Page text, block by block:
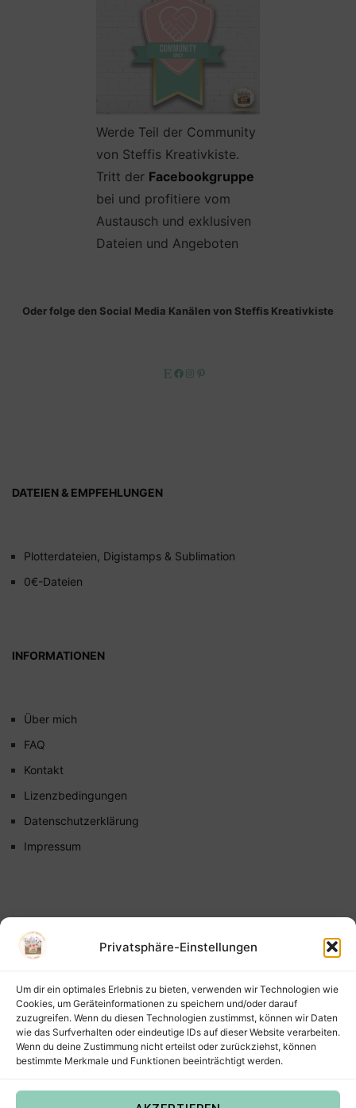
Privatsphäre-Einstellungen
Um dir ein optimales Erlebnis zu bieten, verwenden wir Technologien wie
Cookies, um Geräteinformationen zu speichern und/oder darauf
zuzugreifen. Wenn du diesen Technologien zustimmst, können wir Daten
wie das Surfverhalten oder eindeutige IDs auf dieser Website verarbeiten.
Wenn du deine Zustimmung nicht erteilst oder zurückziehst, können
bestimmte Merkmale und Funktionen beeinträchtigt werden.
Werde Teil der Community
von Steffis Kreativkiste.
Tritt der Facebookgruppe
bei und profitiere vom
Austausch und exklusiven
Dateien und Angeboten
Oder folge den Social Media Kanälen von Steffis Kreativkiste
EtsyFacebook
Instagram
DATEIEN & EMPFEHLUNGEN
Plotterdateien, Digistamps & Sublimation
0€-Dateien
INFORMATIONEN
Über mich
FAQ
Kontakt
Lizenzbedingungen
Datenschutzerklärung
Impressum